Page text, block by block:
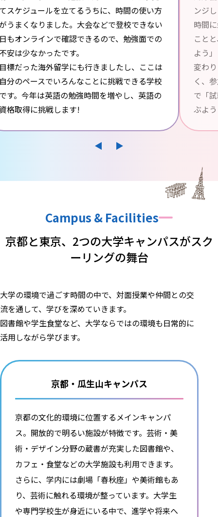
スケジュールを立てるうちに、時間の使い方
うまくなりました。大会などで登校できない
もオンラインで確認できるので、勉強面での
安は少なかったです。
標だった海外留学にも行きましたし、ここは
分のペースでいろんなことに挑戦できる学校
す。今年は英語の勉強時間を増やし、英語の
格取得に挑戦します!
ンジ
時間
こと
よう
変わ
く、
で「
ぶよ
Campus & Facilities
京都と東京、 2つの大学キャンパスがスク
ーリングの舞台
大学の環境で過ごす時間の中で、対面授業や仲間との交
流を通して、学びを深めていきます。
図書館や学生食堂など、大学ならではの環境も日常的に
活用しながら学びます。
京都・瓜生山キャンパス
京都の文化的環境に位置するメインキャンパ
ス。開放的で明るい施設が特徴です。芸術・美
術・デザイン分野の蔵書が充実した図書館や、
カフェ・食堂などの大学施設も利用できます。
さらに、学内には劇場「春秋座」や美術館もあ
り、芸術に触れる環境が整っています。大学生
や専門学校生が身近にいる中で、進学や将来へ